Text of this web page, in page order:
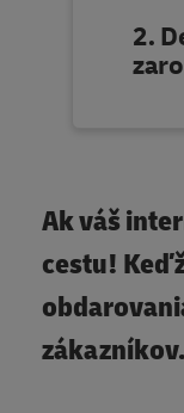
Ak váš
cestu!
zákazníkov.